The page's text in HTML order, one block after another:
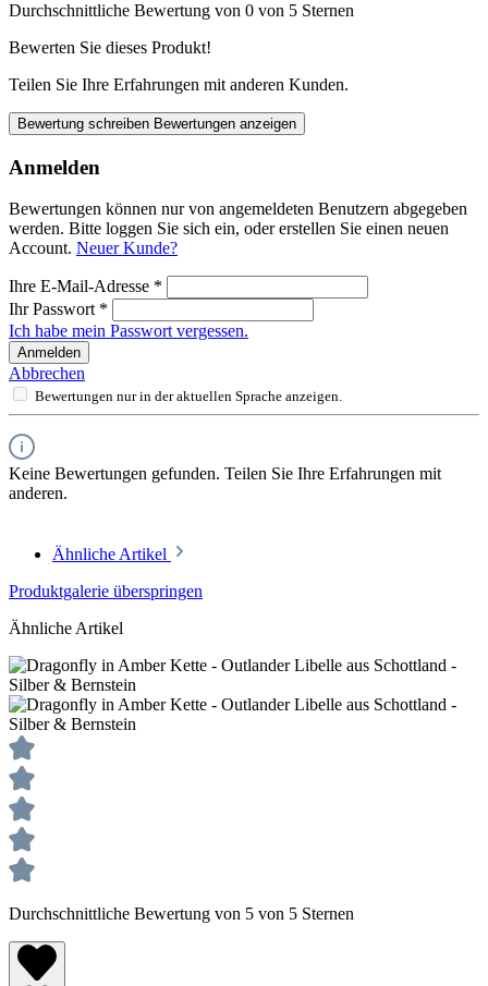
Durchschnittliche Bewertung von 0 von 5 Sternen
Bewerten Sie dieses Produkt!
Teilen Sie Ihre Erfahrungen mit anderen Kunden.
Bewertung schreiben Bewertungen anzeigen
Anmelden
Bewertungen können nur von angemeldeten Benutzern abgegeben
werden. Bitte loggen Sie sich ein, oder erstellen Sie einen neuen
Account. Neuer Kunde?
Ihre E-Mail-Adresse *
Ihr Passwort *
Ich habe mein Passwort vergessen.
Anmelden
Abbrechen
Bewertungen nur in der aktuellen Sprache anzeigen.
Keine Bewertungen gefunden. Teilen Sie Ihre Erfahrungen mit
anderen.
Ähnliche Artikel
Produktgalerie überspringen
Ähnliche Artikel
Durchschnittliche Bewertung von 5 von 5 Sternen